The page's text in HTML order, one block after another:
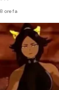
8 ore fa